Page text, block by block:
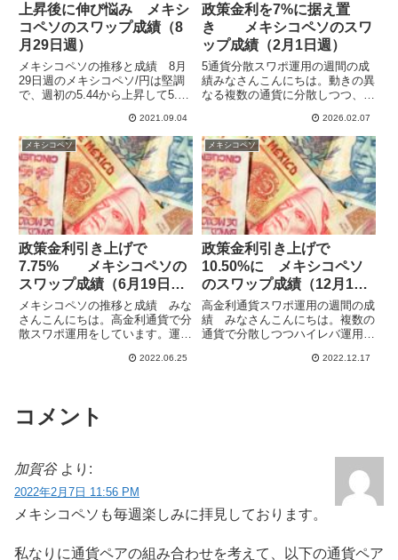
上昇後に伸び悩み メキシ
コペソのスワップ成績（8
月29日週）
メキシコペソの推移と成績 8月
29日週のメキシコペソ/円は堅調
で、週初の5.44から上昇して5.50
整があったものの前の週に底を打
ち、もとの長期の支持線の上まで
戻しましたが、ちょっと伸び悩ん
でいます。5.5あた...
2021.09.04
政策金利を7%に据え置
き メキシコペソのスワ
ップ成績（2月1日週）
5通貨分散スワポ運用の週間の成
績みなさんこんにちは。動きの異
なる複数の通貨に分散しつつ、ハ
プポイント運用をしています。
2025年は10通貨で運用していた
ものをトランプ警戒で徐々に規模
縮小して、3通貨（メキシコペ...
2026.02.07
メキシコペソ
政策金利引き上げで
7.75% メキシコペソの
スワップ成績（6月19日
週）
メキシコペソの推移と成績 みな
さんこんにちは。高金利通貨で分
散スワポ運用をしています。運用
ポ収益は109,062円で、先週の
ましたが、他はまあま...
2022.06.25
メキシコペソ
政策金利引き上げで
10.50%に メキシコペソ
のスワップ成績（12月11
日週）
高金利通貨スワポ運用の週間の成
績 みなさんこんにちは。複数の
通貨で分散しつつハイレバ運用で
か検証しています。現在は10通
2022.12.17
コメント
加賀谷 より:
2022年2月7日 11:56 PM
メキシコペソも毎週楽しみに拝見しております。
私なりに通貨ペアの組み合わせを考えて、以下の通貨ペア